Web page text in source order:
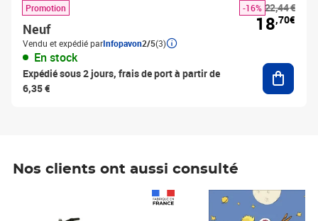
Promotion
Neuf
Vendu et expédié parInfopavon2/5(3)
En stock
Expédié sous 2 jours, frais de port à partir de
6,35 €
22,44 €
-16%
18,70€
Nos clients ont aussi consulté
Prix 7,50€